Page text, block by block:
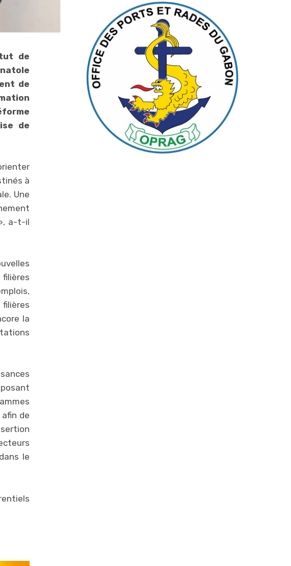
de
de
de
à
Une
a-t-il
la
de
le